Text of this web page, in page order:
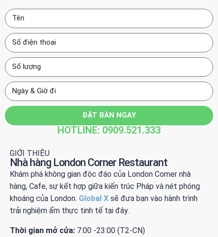
ĐẶT BÀN NGAY
HOTLINE: 0909.521.333
GIỚI THIỆU
Nhà hàng London Corner Restaurant
Khám phá không gian độc đáo của London Corner nhà
hàng, Cafe, sự kết hợp giữa kiến trúc Pháp và nét phóng
khoáng của London. Global X sẽ đưa bạn vào hành trình
trải nghiệm ẩm thực tinh tế tại đây.
Thời gian mở cửa: 7:00 -23:00 (T2-CN)